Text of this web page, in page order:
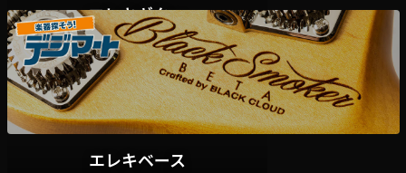
エレキギター
デジマート掲載各ディーラー様在庫一覧はこちら
エレキベース